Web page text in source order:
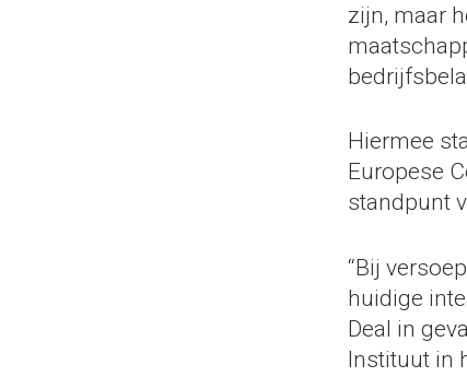
zijn, maar
Hiermee
Europese
standpunt
“Bij
huidige
Deal in
Instituut in